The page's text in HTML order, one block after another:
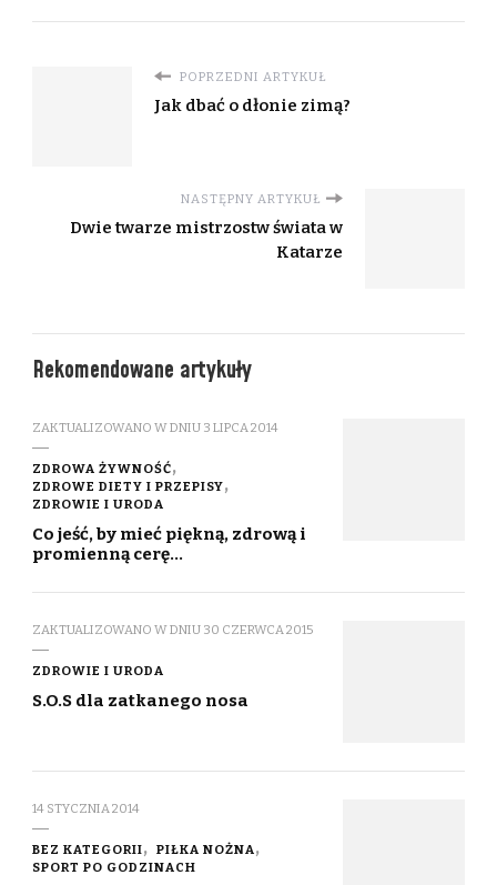
POPRZEDNI ARTYKUŁ
Jak dbać o dłonie zimą?
NASTĘPNY ARTYKUŁ
Dwie twarze mistrzostw świata w
Katarze
Rekomendowane artykuły
ZAKTUALIZOWANO W DNIU 3 LIPCA 2014
ZDROWA ŻYWNOŚĆ
ZDROWE DIETY I PRZEPISY
ZDROWIE I URODA
Co jeść, by mieć piękną, zdrową i
promienną cerę…
ZAKTUALIZOWANO W DNIU 30 CZERWCA 2015
ZDROWIE I URODA
S.O.S dla zatkanego nosa
14 STYCZNIA 2014
BEZ KATEGORII
PIŁKA NOŻNA
SPORT PO GODZINACH